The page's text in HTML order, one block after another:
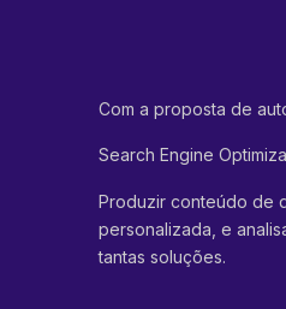
Com a proposta de
Search Engine
Produzir conteúdo de
personalizada, e
tantas soluções.